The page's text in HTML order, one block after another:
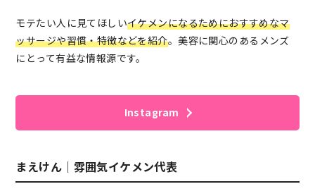
モテたい人に見てほしいイケメンになるためにおすすめなマ
ッサージや習慣・特徴などを紹介。美容に関心のあるメンズ
にとって有益な情報源です。
Instagram
まえけん｜雰囲気イケメン代表